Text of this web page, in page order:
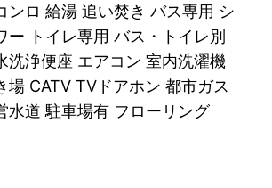
ンロ 給湯 追い焚き バス専用 シ
ー トイレ専用 バス・トイレ別
洗浄便座 エアコン 室内洗濯機
場 CATV TVドアホン 都市ガス
水道 駐車場有 フローリング